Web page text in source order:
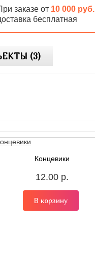
заказе от 10 000 руб.
бесплатная
(3)
Концевики
12.00 р.
В корзину